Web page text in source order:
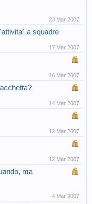
23 Mar 2007
a squadre
17 Mar 2007
16 Mar 2007
14 Mar 2007
12 Mar 2007
12 Mar 2007
ma
4 Mar 2007